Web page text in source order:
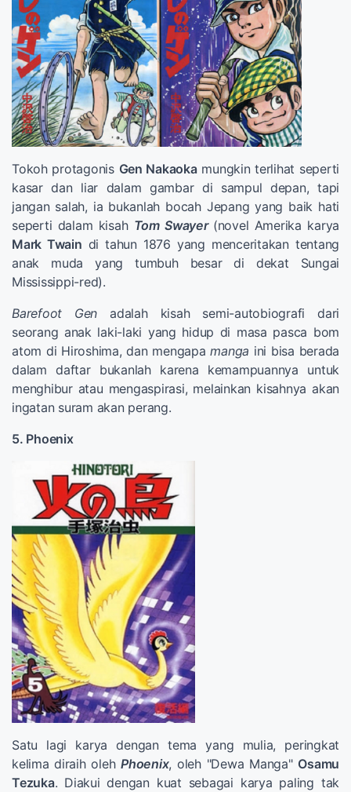
Tokoh protagonis Gen Nakaokamungkin terlihat seperti
kasar dan liar dalam gambar di sampul depan, tapi
jangan salah, ia bukanlah bocah Jepang yang baik hati
seperti dalam kisah Tom Swayer (novel Amerika karya
Mark Twain di tahun 1876 yang menceritakan tentang
anak muda yang tumbuh besar di dekat Sungai
Mississippi-red).
Barefoot Gen adalah kisah semi-autobiografi dari
seorang anak laki-laki yang hidup di masa pasca bom
atom di Hiroshima, dan mengapamanga ini bisa berada
dalam daftar bukanlah karena kemampuannya untuk
menghibur atau mengaspirasi, melainkan kisahnya akan
ingatan suram akan perang.
5. Phoenix
Satu lagi karya dengan tema yang mulia, peringkat
kelima diraih olehPhoenix, oleh "Dewa Manga" Osamu
Tezuka. Diakui dengan kuat sebagai karya paling tak